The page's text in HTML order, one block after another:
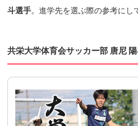
斗選手。進学先を選ぶ際の参考にし
共栄大学体育会サッカー部 唐尼